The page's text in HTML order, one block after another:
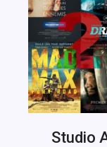
Studio